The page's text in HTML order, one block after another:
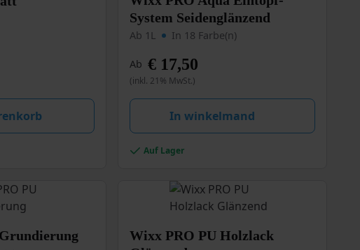
System Seidenglänzend
Ab 1L In 18 Farbe(n)
Ab €17,50
(inkl. 21% MwSt.)
In winkelmand
Produkt
weist
mehrere
Varianten
auf.
Die
Optionen
auf
Produktseite
Auf Lager
Wixx PRO PU Holzlack
Dieses
Produkt